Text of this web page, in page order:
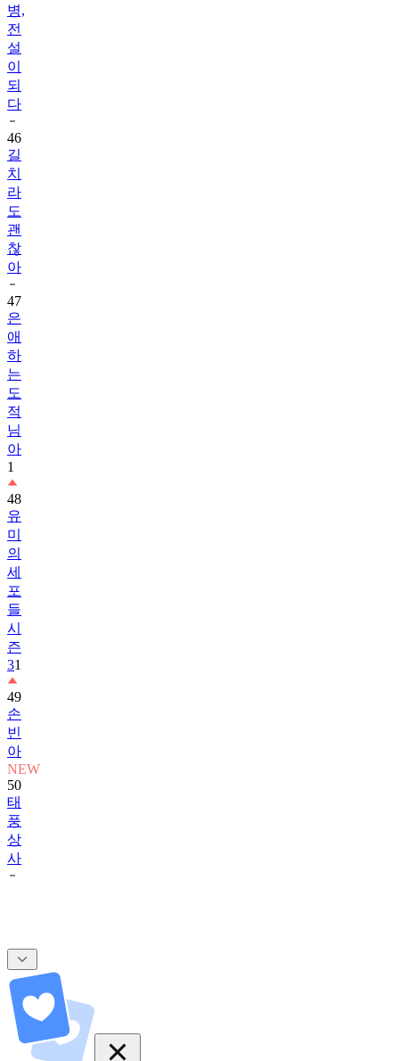
병,
전
설
이
되
다
46
길
치
라
도
괜
찮
아
47
은
애
하
는
도
적
님
아
1
48
유
미
의
세
포
들
시
즌
31
49
손
빈
아
NEW
50
태
풍
상
사